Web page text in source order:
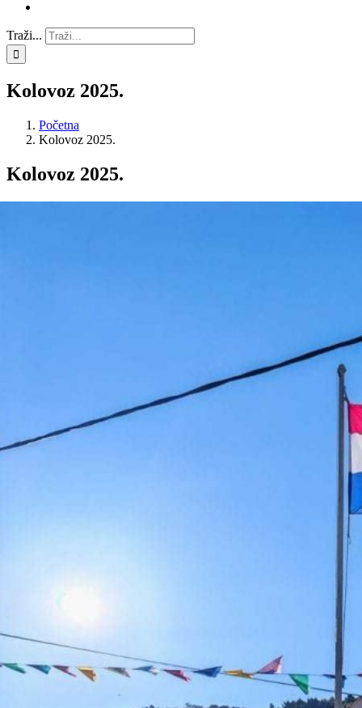
Traži...
Kolovoz 2025.
Početna
Kolovoz 2025.
Kolovoz 2025.